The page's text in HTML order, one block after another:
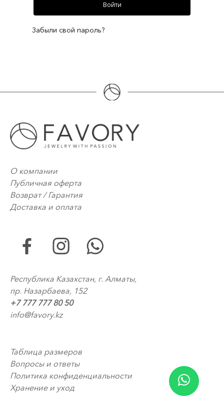
Войти
Забыли свой пароль?
О компании
Публичная оферта
Возврат / Гарантия
Доставка и оплата
Республика Казахстан, г. Алматы,
пр. Назарбаева, 152
+7 777 777 80 50
info@favory.kz
Таблица размеров
Вопросы и ответы
Политика конфиденциальности
Хранение и уход